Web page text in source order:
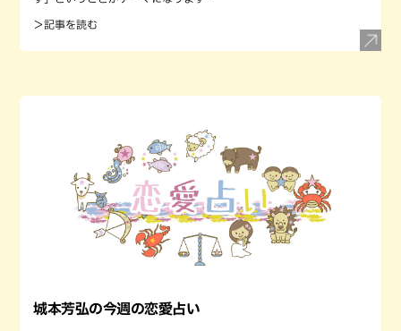
＞記事を読む
城本芳弘の今週の恋愛占い